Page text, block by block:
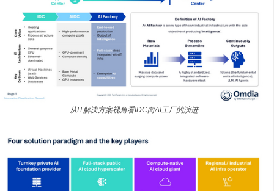
从IT解决方案视角看IDC向AI工厂的演进